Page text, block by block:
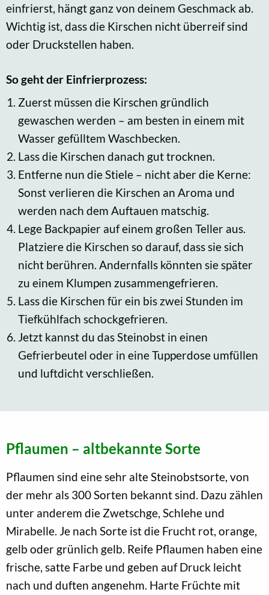
einfrierst, hängt ganz von deinem Geschmack ab.
Wichtig ist, dass die Kirschen nicht überreif sind
oder Druckstellen haben.
So geht der Einfrierprozess:
Zuerst müssen die Kirschen gründlich
gewaschen werden – am besten in einem mit
Wasser gefülltem Waschbecken.
Lass die Kirschen danach gut trocknen.
Entferne nun die Stiele – nicht aber die Kerne:
Sonst verlieren die Kirschen an Aroma und
werden nach dem Auftauen matschig.
Lege Backpapier auf einem großen Teller aus.
Platziere die Kirschen so darauf, dass sie sich
nicht berühren. Andernfalls könnten sie später
zu einem Klumpen zusammengefrieren.
Lass die Kirschen für ein bis zwei Stunden im
Tiefkühlfach schockgefrieren.
Jetzt kannst du das Steinobst in einen
Gefrierbeutel oder in eine Tupperdose umfüllen
und luftdicht verschließen.
Pflaumen – altbekannte Sorte
Pflaumen sind eine sehr alte Steinobstsorte, von
der mehr als 300 Sorten bekannt sind. Dazu zählen
unter anderem die Zwetschge, Schlehe und
Mirabelle. Je nach Sorte ist die Frucht rot, orange,
gelb oder grünlich gelb. Reife Pflaumen haben eine
frische, satte Farbe und geben auf Druck leicht
nach und duften angenehm. Harte Früchte mit